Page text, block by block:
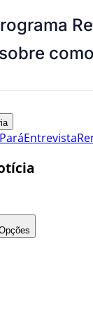
ParáEntrevista